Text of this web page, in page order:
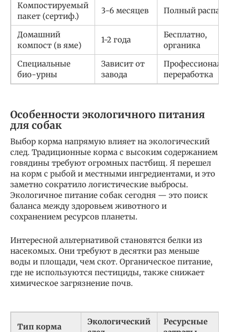
Компостируемый
пакет (сертиф.)
3-6 месяцев Полный распад
Домашний
компост (в яме)
1-2 года
Бесплатно,
органика
Специальные
био-урны
Зависит от
завода
переработка
Особенности экологичного питания
для собак
Выбор корма напрямую влияет на экологический
след. Традиционные корма с высоким содержанием
говядины требуют огромных пастбищ. Я перешел
на корм с рыбой и местными ингредиентами, и это
заметно сократило логистические выбросы.
Экологичное питание собак сегодня — это поиск
баланса между здоровьем животного и
сохранением ресурсов планеты.
Интересной альтернативой становятся белки из
насекомых. Они требуют в десятки раз меньше
воды и площади, чем скот. Органическое питание,
где не используются пестициды, также снижает
химическое загрязнение почв.
Тип корма
Экологический
Ресурсные